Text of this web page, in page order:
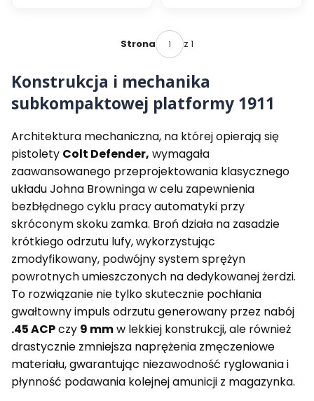
r
3
"
o
d
z
e
l
u
e
d
k
l
.
.
4
5
A
C
P
e
d
r
3
"
o
d
z
e
l
u
d
k
l
.
9
m
m
o
l
t
f
e
d
e
3
"
A
n
o
i
z
e
S
t
a
i
n
l
e
l
t
o
l
t
f
e
d
e
F
D
3
"
d
e
C
e
r
a
k
o
t
e
Strona z 1
Konstrukcja i mechanika
subkompaktowej platformy 1911
Architektura mechaniczna, na której opierają się
pistolety Colt Defender, wymagała
zaawansowanego przeprojektowania klasycznego
układu Johna Browninga w celu zapewnienia
bezbłędnego cyklu pracy automatyki przy
skróconym skoku zamka. Broń działa na zasadzie
krótkiego odrzutu lufy, wykorzystując
zmodyfikowany, podwójny system sprężyn
powrotnych umieszczonych na dedykowanej żerdzi.
To rozwiązanie nie tylko skutecznie pochłania
gwałtowny impuls odrzutu generowany przez nabój
.45 ACPczy 9 mmw lekkiej konstrukcji, ale również
drastycznie zmniejsza naprężenia zmęczeniowe
materiału, gwarantując niezawodność ryglowania i
płynność podawania kolejnej amunicji z magazynka.